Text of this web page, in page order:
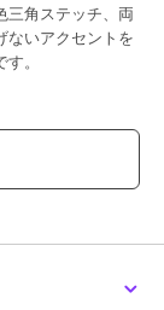
三角ステッチ、両
ないアクセントを
。
ご確認くださ